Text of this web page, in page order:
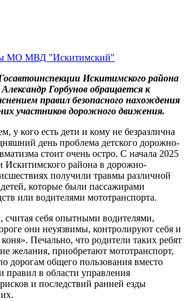
МО МВД "Искитимский"
Искитимского района
Горбунов обращается к
правил безопасного нахождения
участников дорожного движения.
у кого есть дети и кому не безразлична
день проблема детского дорожно-
стоит очень остро. С начала 2025
Искитимского района в дорожно-
получили травмы различной
которые были пассажирами
или водителями мототранспорта.
считая себя опытными водителями,
они неуязвимы, контролируют себя и
Печально, что родители таких ребят
желания, приобретают мототранспорт,
дорогам общего пользования вместо
правил в области управления
и последствий ранней езды